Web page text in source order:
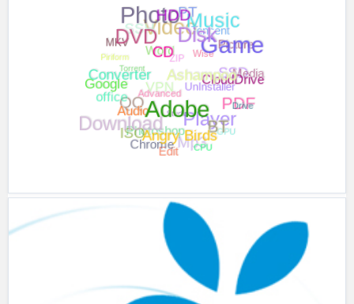
Adobe
Advanced
Angry Birds
Ashampoo
Audio
BT
CD
Chrome
CloudDrive
Converter
CPU
Disk
Download
Drive
DVD
Edit
Game
Google
GPU
HDD
ISO
Media
MKV
Mp3
Music
office PDF
Photo
Photoshop
Picture
Piriform
Player
PT
QQ
SSD
SSH
Studio
Tencent
UnInstaller
Video
VPN
Wise
WordZIP